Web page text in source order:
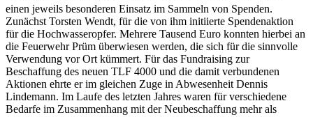
einen jeweils besonderen Einsatz im Sammeln von Spenden.
Zunächst Torsten Wendt, für die von ihm initiierte Spendenaktion
für die Hochwasseropfer. Mehrere Tausend Euro konnten hierbei an
die Feuerwehr Prüm überwiesen werden, die sich für die sinnvolle
Verwendung vor Ort kümmert. Für das Fundraising zur
Beschaffung des neuen TLF 4000 und die damit verbundenen
Aktionen ehrte er im gleichen Zuge in Abwesenheit Dennis
Lindemann. Im Laufe des letzten Jahres waren für verschiedene
Bedarfe im Zusammenhang mit der Neubeschaffung mehr als